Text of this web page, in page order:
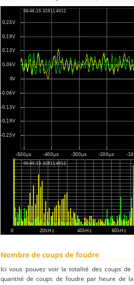
Nombre de coups de foudre
Ici vous pouvez voir la totalité des coups
quantité de coups de foudre par heure de